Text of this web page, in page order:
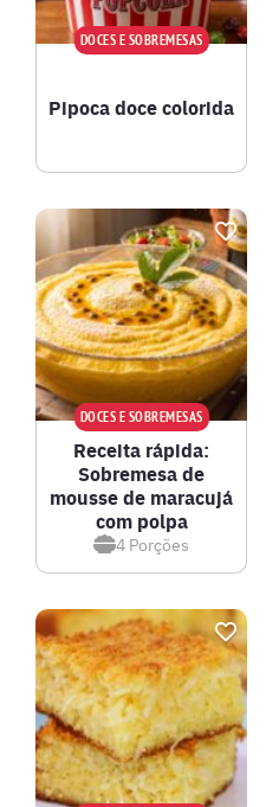
DOCES E SOBREMESAS
Pipoca doce colorida
DOCES E SOBREMESAS
Receita rápida:
Sobremesa de
mousse de maracujá
com polpa
4 Porções